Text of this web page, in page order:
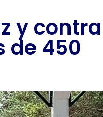
y contra
de 450